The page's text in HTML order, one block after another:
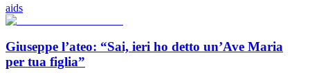
aids
Giuseppe l’ateo: “Sai, ieri ho detto un’Ave Maria
per tua figlia”